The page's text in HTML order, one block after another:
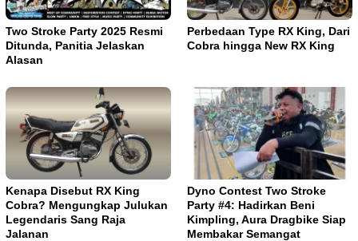
Two Stroke Party 2025 Resmi
Ditunda, Panitia Jelaskan
Alasan
Perbedaan Type RX King, Dari
Cobra hingga New RX King
Kenapa Disebut RX King
Cobra? Mengungkap Julukan
Legendaris Sang Raja
Jalanan
Dyno Contest Two Stroke
Party #4: Hadirkan Beni
Kimpling, Aura Dragbike Siap
Membakar Semangat